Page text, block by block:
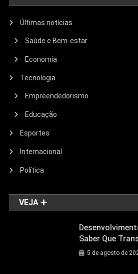
Últimas notícias
Saúde e Bem-estar
Economia
Tecnologia
Empreendedorismo
Educação
Esportes
Internacional
Política
VEJA ➕
Saber Que
5 de agosto de